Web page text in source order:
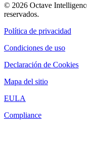
© 2026 Octave
reservados.
Política de privacidad
Condiciones de uso
Declaración de Cookies
Mapa del sitio
EULA
Compliance